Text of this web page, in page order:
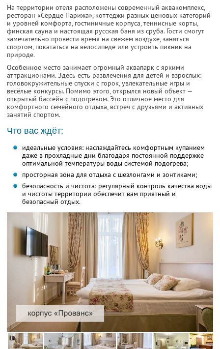
На территории отеля расположены современный аквакомплекс,
ресторан «Сердце Парижа», коттеджи разных ценовых категорий
и уровней комфорта, гостиничные корпуса, теннисные корты,
финская сауна и настоящая русская баня из сруба. Гости смогут
замечательно провести время на свежем воздухе, заняться
спортом, покататься на велосипеде или устроить пикник на
природе.
Особенное место занимает огромный аквапарк с яркими
аттракционами. Здесь есть развлечения для детей и взрослых:
головокружительные спуски с горок, увлекательные игры и
весёлые конкурсы. Помимо этого, открылся новый объект —
открытый бассейн с подогревом. Это отличное место для
комфортного семейного отдыха, встреч с друзьями и активных
занятий спортом.
Что вас ждёт:
идеальные условия: наслаждайтесь комфортным купанием
даже в прохладные дни благодаря постоянной поддержке
оптимальной температуры воды системой подогрева;
просторная зона для отдыха с шезлонгами и зонтиками;
безопасность и чистота: регулярный контроль качества воды
и чистоты территории обеспечит вам приятный и
безопасный отдых.